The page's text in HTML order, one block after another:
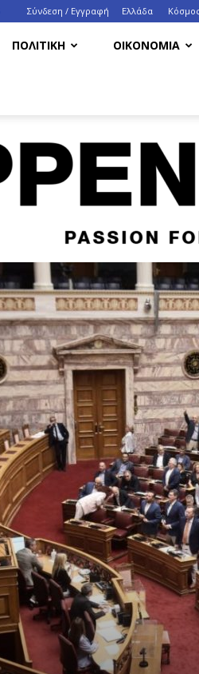
Σύνδεση / Εγγραφή Ελλάδα
ΠΟΛΙΤΙΚΗ ΟΙΚΟΝΟΜΙΑ